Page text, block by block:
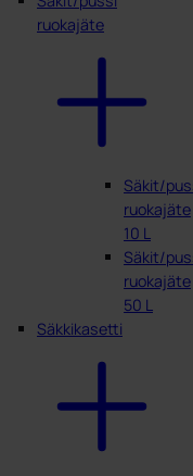
ruokajäte
Säkit/
ruokajäte
10 L
Säkit/
ruokajäte
50 L
Säkkikasetti